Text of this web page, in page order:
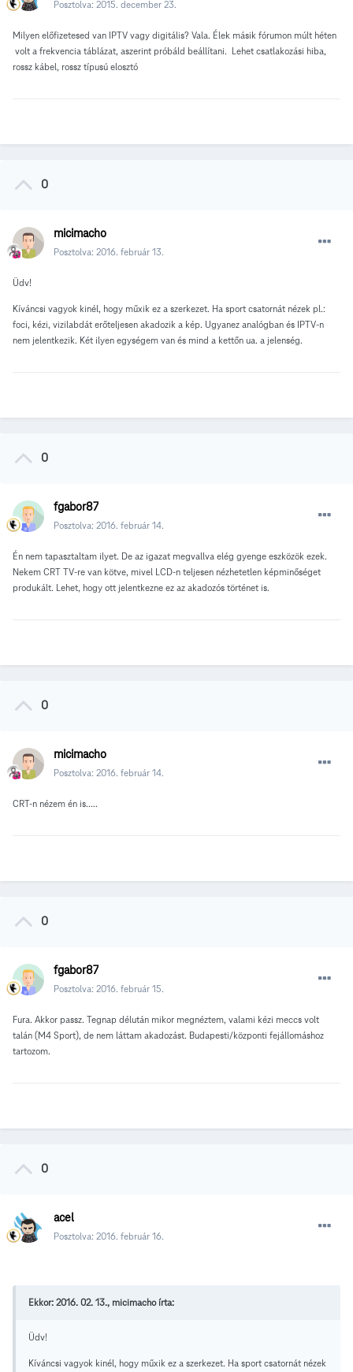
Posztolva: 2015. december 23.
Milyen előfizetesed van IPTV vagy digitális? Vala. Élek másik fórumon múlt héten
volt a frekvencia táblázat, aszerint próbáld beállítani. Lehet csatlakozási hiba,
rossz kábel, rossz típusú elosztó
0
micimacho
Posztolva: 2016. február 13.
Üdv!
Kíváncsi vagyok kinél, hogy műxik ez a szerkezet. Ha sport csatornát nézek pl.:
foci, kézi, vizilabdát erőteljesen akadozik a kép. Ugyanez analógban és IPTV-n
nem jelentkezik. Két ilyen egységem van és mind a kettőn ua. a jelenség.
0
fgabor87
Posztolva: 2016. február 14.
Én nem tapasztaltam ilyet. De az igazat megvallva elég gyenge eszközök ezek.
Nekem CRT TV-re van kötve, mivel LCD-n teljesen nézhetetlen képminőséget
produkált. Lehet, hogy ott jelentkezne ez az akadozós történet is.
0
micimacho
Posztolva: 2016. február 14.
CRT-n nézem én is.....
0
fgabor87
Posztolva: 2016. február 15.
Fura. Akkor passz. Tegnap délután mikor megnéztem, valami kézi meccs volt
talán (M4 Sport), de nem láttam akadozást. Budapesti/központi fejállomáshoz
tartozom.
0
acel
Posztolva: 2016. február 16.
Ekkor: 2016. 02. 13., micimacho írta:
Üdv!
Kíváncsi vagyok kinél, hogy műxik ez a szerkezet. Ha sport csatornát nézek